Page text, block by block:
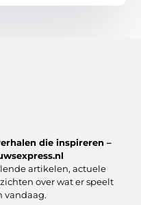
die inspireren –
artikelen, actuele
over wat er speelt
vandaag.